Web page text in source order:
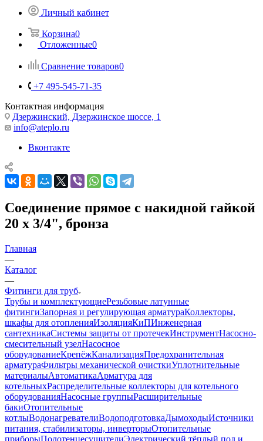
Личный кабинет
Корзина0
Отложенные0
Сравнение товаров0
+7 495-545-71-35
Контактная информация
Дзержинский, Дзержинское шоссе, 1
info@ateplo.ru
Вконтакте
Соединение прямое с накидной гайкой
20 х 3/4", бронза
Главная
—
Каталог
—
Фитинги для труб
Трубы и комплектующиеРезьбовые латунные
фитингиЗапорная и регулирующая арматураКоллекторы,
шкафы для отопленияИзоляцияКиПИнженерная
сантехникаСистемы защиты от протечекИнструментНасосно-
смесительный узелНасосное
оборудованиеКрепёжКанализацияПредохранительная
арматураФильтры механической очисткиУплотнительные
материалыАвтоматикаАрматура для
котельныхРаспределительные коллекторы для котельного
оборудованияНасосные группыРасширительные
бакиОтопительные
котлыВодонагревателиВодоподготовкаДымоходыИсточники
питания, стабилизаторы, инверторыОтопительные
приборыПолотенцесушителиЭлектрический тёплый пол и